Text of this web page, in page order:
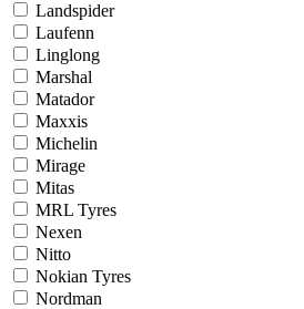
Landspider
Laufenn
Linglong
Marshal
Matador
Maxxis
Michelin
Mirage
Mitas
MRL Tyres
Nexen
Nitto
Nokian Tyres
Nordman